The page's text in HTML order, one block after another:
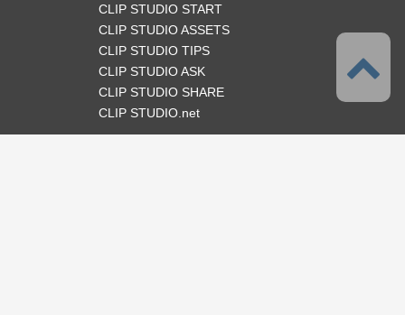
CLIP STUDIO START
CLIP STUDIO ASSETS
CLIP STUDIO TIPS
CLIP STUDIO ASK
CLIP STUDIO SHARE
CLIP STUDIO.net